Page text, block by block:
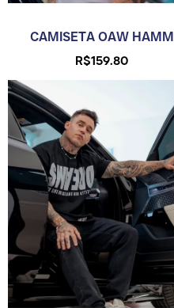
CAMISETA OAW HAMM
R$159.80